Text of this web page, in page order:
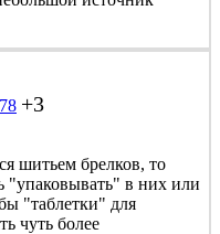
+3
шитьем брелков, то
"упаковывать" в них или
"таблетки" для
чуть более